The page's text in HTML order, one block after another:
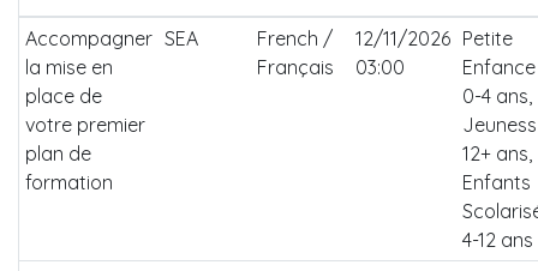
Accompagner
la mise en
place de
votre premier
plan de
formation
SEA
French /
Français
12/11/2026
03:00
Petite
Enfance
0-4 ans,
12+ ans,
Enfants
4-12 ans